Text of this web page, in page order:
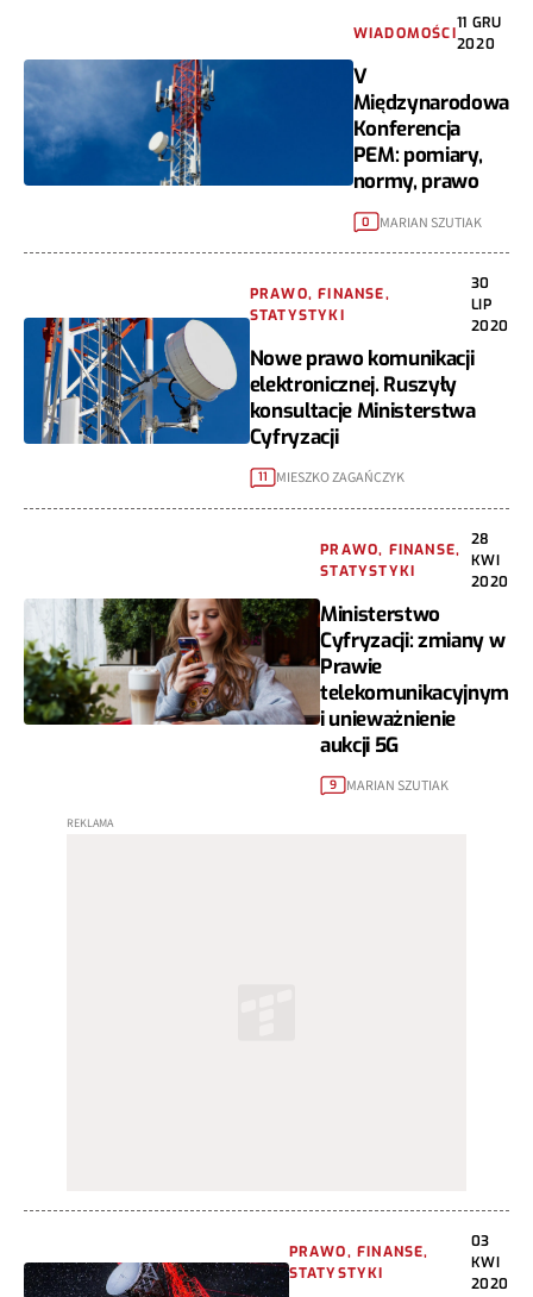
WIADOMOŚCI
11 GRU
2020
V
Międzynarodowa
Konferencja
PEM: pomiary,
normy, prawo
0 MARIAN SZUTIAK
PRAWO, FINANSE,
STATYSTYKI
30
LIP
2020
Nowe prawo komunikacji
elektronicznej. Ruszyły
konsultacje Ministerstwa
Cyfryzacji
11 MIESZKO ZAGAŃCZYK
PRAWO, FINANSE,
STATYSTYKI
28
KWI
2020
Ministerstwo
Cyfryzacji: zmiany w
Prawie
telekomunikacyjnym
i unieważnienie
aukcji 5G
9 MARIAN SZUTIAK
PRAWO, FINANSE,
STATYSTYKI
03
KWI
2020